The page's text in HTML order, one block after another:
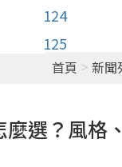
124
125
首頁 > 新聞
麼選？風格